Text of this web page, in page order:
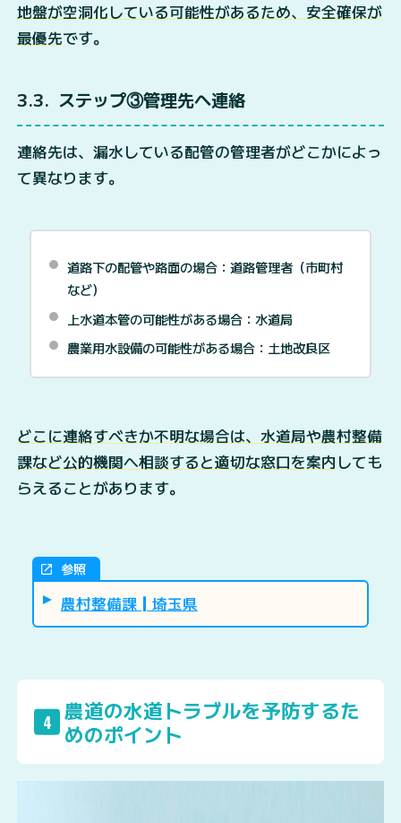
地盤が空洞化している可能性があるため、安全確保が
最優先です。
3.3 ステップ③管理先へ連絡
連絡先は、漏水している配管の管理者がどこかによっ
て異なります。
道路下の配管や路面の場合：道路管理者（市町村
など）
上水道本管の可能性がある場合：水道局
農業用水設備の可能性がある場合：土地改良区
どこに連絡すべきか不明な場合は、水道局や農村整備
課など公的機関へ相談すると適切な窓口を案内 しても
らえることがあります。
参照
農村整備課┃埼玉県
4 農道の水道トラブルを予防するた
めのポイント